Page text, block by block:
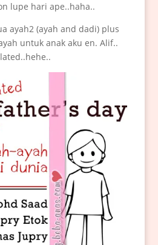
lupe hari ape..haha..
ayah2 (ayah and dadi) plus
untuk anak aku en. Alif..